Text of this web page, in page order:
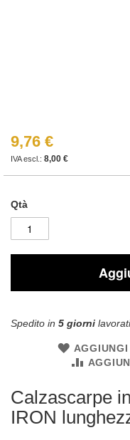
9,76 €
8,00 €
Qtà
Spedito in 5 giorni
Calzascarpe
IRON